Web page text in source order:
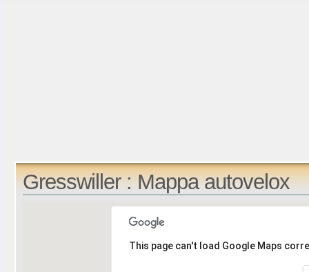
Gresswiller : Mappa autovelox
This page can't load Google Maps